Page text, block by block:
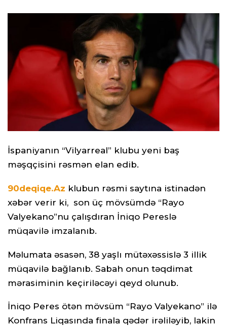
İspaniyanın “Vilyarreal” klubu yeni baş
məşqçisini rəsmən elan edib.
90deqiqe.Az klubun rəsmi saytına istinadən
xəbər verir ki, son üç mövsümdə “Rayo
Valyekano”nu çalışdıran İniqo Pereslə
müqavilə imzalanıb.
Məlumata əsasən, 38 yaşlı mütəxəssislə 3 illik
müqavilə bağlanıb. Sabah onun təqdimat
mərasiminin keçiriləcəyi qeyd olunub.
İniqo Peres ötən mövsüm “Rayo Valyekano” ilə
Konfrans Liqasında finala qədər irəliləyib, lakin